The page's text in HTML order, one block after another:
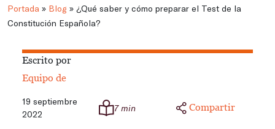
Portada » Blog » ¿Qué saber y cómo preparar el Test de la
Constitución Española?
Escrito por
Equipo de
19 septiembre
2022
7 min Compartir